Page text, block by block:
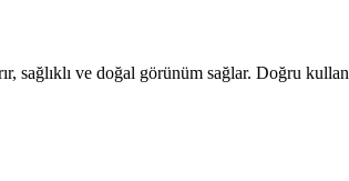
sağlıklı ve doğal görünüm sağlar. Doğru